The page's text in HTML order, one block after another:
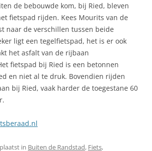
de bebouwde kom, bij Ried, bleven
fietspad rijden. Kees Mourits van de
naar de verschillen tussen beide
ligt een tegelfietspad, het is er ook
het asfalt van de rijbaan
fietspad bij Ried is een betonnen
en niet al te druk. Bovendien rijden
bij Ried, vaak harder de toegestane 60
in Buiten de Randstad, Fiets,